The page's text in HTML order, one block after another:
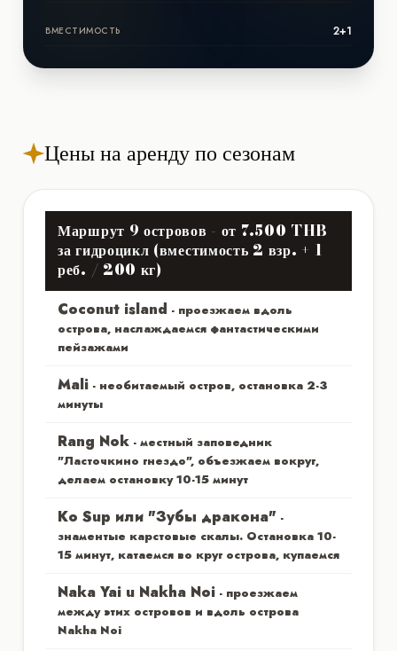
ВМЕСТИМОСТЬ 2+1
Цены на аренду по сезонам
Маршрут 9 островов - от 7.500 THB
за гидроцикл (вместимость 2 взр. + 1
реб. / 200 кг)
Coconut island - проезжаем вдоль
острова, наслаждаемся фантастическими
пейзажами
Мali - необитаемый остров, остановка 2-3
минуты
Rang Nok - местный заповедник
"Ласточкино гнездо", объезжаем вокруг,
делаем остановку 10-15 минут
Ко Sup или "Зубы дракона" -
знаментые карстовые скалы. Остановка 10-
15 минут, катаемся во круг острова, купаемся
Naka Yai u Nakha Noi - проезжаем
между этих островов и вдоль острова
Nakha Noi